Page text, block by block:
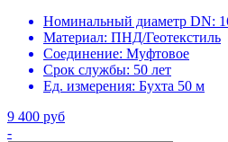
Номинальный диаметр DN:
Материал: ПНД/Геотекстиль
Соединение: Муфтовое
Срок службы: 50 лет
Ед. измерения: Бухта 50 м
9 400 руб
-